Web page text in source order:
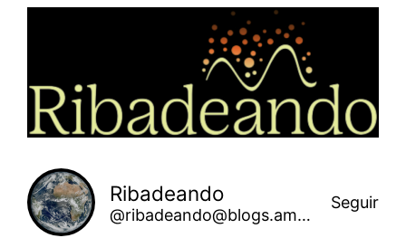
Ribadeando
@ribadeando@blogs.amarinha.gal
Seguir